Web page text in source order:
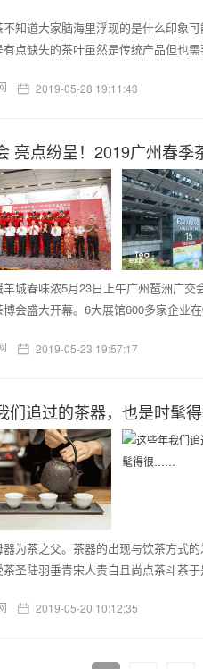
知道大家脑海里浮现的是什么印象
有点缺失的茶叶虽然是传统产品但也
2019-05-28 19:11:43
亮点纷呈！2019广州春季
城春味浓5月23日上午广州琶洲广
博会盛大开幕。6大展馆600多家企业
2019-05-23 19:57:17
们追过的茶器，也是时髦
器为茶之父。茶器的出现与饮茶方式
茶圣陆羽垂青宋人贵白且尚点茶斗茶
2019-05-20 10:12:35